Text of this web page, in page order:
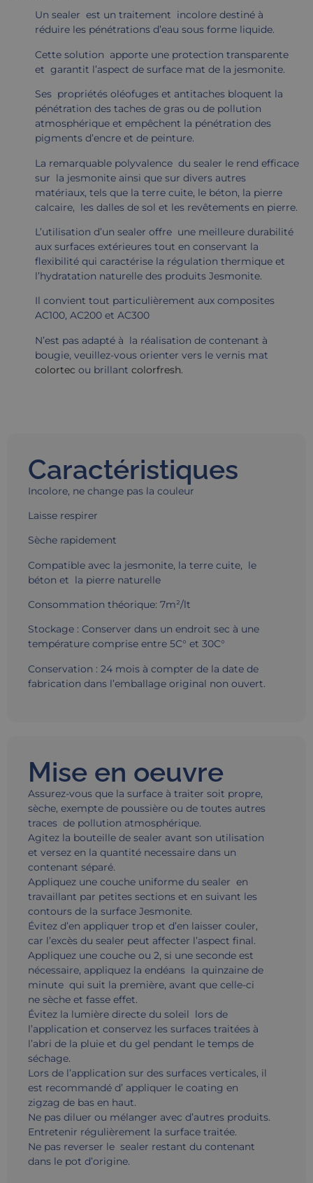
Un sealer est un traitement incolore destiné à
réduire les pénétrations d’eau sous forme liquide.
Cette solution apporte une protection transparente
et garantit l’aspect de surface mat de la jesmonite.
Ses propriétés oléofuges et antitaches bloquent la
pénétration des taches de gras ou de pollution
atmosphérique et empêchent la pénétration des
pigments d’encre et de peinture.
La remarquable polyvalence du sealer le rend efficace
sur la jesmonite ainsi que sur divers autres
matériaux, tels que la terre cuite, le béton, la pierre
calcaire, les dalles de sol et les revêtements en pierre.
L’utilisation d’un sealer offre une meilleure durabilité
aux surfaces extérieures tout en conservant la
flexibilité qui caractérise la régulation thermique et
l’hydratation naturelle des produits Jesmonite.
Il convient tout particulièrement aux composites
AC100, AC200 et AC300
N’est pas adapté à la réalisation de contenant à
bougie, veuillez-vous orienter vers le vernis mat
colortec ou brillant colorfresh.
Caractéristiques
Incolore, ne change pas la couleur
Laisse respirer
Sèche rapidement
Compatible avec la jesmonite, la terre cuite, le
béton et la pierre naturelle
Consommation théorique: 7m²/lt
Stockage : Conserver dans un endroit sec à une
température comprise entre 5C° et 30C°
Conservation : 24 mois à compter de la date de
fabrication dans l’emballage original non ouvert.
Mise en oeuvre
Assurez-vous que la surface à traiter soit propre,
sèche, exempte de poussière ou de toutes autres
traces de pollution atmosphérique.
Agitez la bouteille de sealer avant son utilisation
et versez en la quantité necessaire dans un
contenant séparé.
Appliquez une couche uniforme du sealer en
travaillant par petites sections et en suivant les
contours de la surface Jesmonite.
Évitez d’en appliquer trop et d’en laisser couler,
car l’excès du sealer peut affecter l’aspect final.
Appliquez une couche ou 2, si une seconde est
nécessaire, appliquez la endéans la quinzaine de
minute qui suit la première, avant que celle-ci
ne sèche et fasse effet.
Évitez la lumière directe du soleil lors de
l’application et conservez les surfaces traitées à
l’abri de la pluie et du gel pendant le temps de
séchage.
Lors de l’application sur des surfaces verticales, il
est recommandé d’ appliquer le coating en
zigzag de bas en haut.
Ne pas diluer ou mélanger avec d’autres produits.
Entretenir régulièrement la surface traitée.
Ne pas reverser le sealer restant du contenant
dans le pot d’origine.